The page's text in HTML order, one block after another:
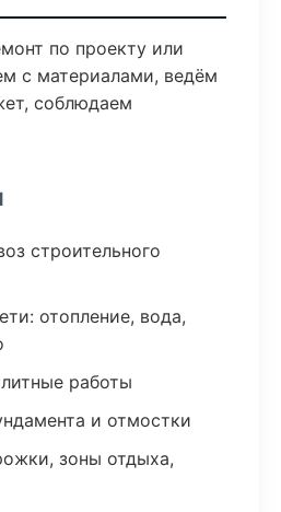
по проекту или
с материалами, ведём
соблюдаем
строительного
отопление, вода,
работы
и отмостки
зоны отдыха,